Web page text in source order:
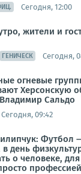
Сегодня, 12:00
жители и
ГЕНИЧЕСК Сегодня,
огневые
Херсонскую
Сальдо
Сегодня, 09:42
Футбол
в день
о человеке,